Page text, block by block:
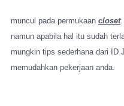
muncul pada permukaan closet.
namun apabila hal itu sudah
mungkin tips sederhana dari ID
memudahkan pekerjaan anda.